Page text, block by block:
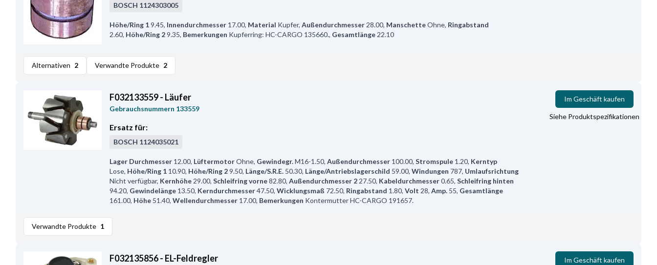
BOSCH 1124303005
Höhe/Ring 19.45, Innendurchmesser 17.00, Material Kupfer, Außendurchmesser 28.00, ManschetteOhne, Ringabstand
2.60, Höhe/Ring 29.35, Bemerkungen Kupferring: HC-CARGO 135660., Gesamtlänge 22.10
Alternativen 2 Verwandte Produkte 2
F032133559 - Läufer
Gebrauchsnummern 133559
Ersatz für:
BOSCH 1124035021
Lager Durchmesser 12.00, LüftermotorOhne, Gewindegr.M16-1.50, Außendurchmesser 100.00, Stromspule 1.20, Kerntyp
Lose, Höhe/Ring 1 10.90, Höhe/Ring 29.50, Länge/S.R.E. 50.30, Länge/Antriebslagerschild 59.00, Windungen 787, Umlaufsrichtung
Nicht verfügbar, Kernhöhe 29.00, Schleifring vorne82.80, Außendurchmesser 2 27.50, Kabeldurchmesser0.65, Schleifring hinten
94.20, Gewindelänge 13.50, Kerndurchmesser47.50, Wicklungsmaß 72.50, Ringabstand 1.80, Volt 28, Amp. 55, Gesamtlänge
161.00, Höhe 51.40, Wellendurchmesser 17.00, Bemerkungen Kontermutter HC-CARGO 191657.
Im Geschäft kaufen
Siehe Produktspezifikationen
Verwandte Produkte 1
F032135856 - EL-Feldregler Im Geschäft kaufen